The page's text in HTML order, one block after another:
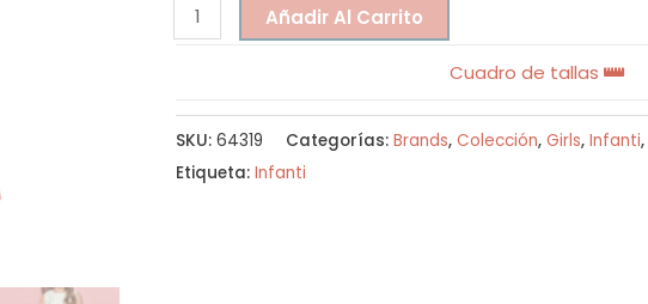
Añadir Al Carrito
Cuadro de tallas
SKU: 64319 Categorías: Brands, Colección, Girls, Infanti,
Etiqueta: Infanti